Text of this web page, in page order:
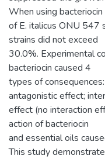
When using bacteriocin
of E. italicus ONU 547
strains did not exceed
30.0%. Experimental
bacteriocin caused 4
types of
antagonistic effect;
effect (no interaction
action of bacteriocin
and essential oils
This study